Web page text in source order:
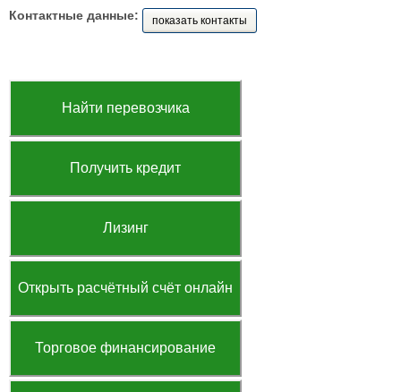
Контактные данные:
показать контакты
Найти перевозчика
Получить кредит
Лизинг
Открыть расчётный счёт онлайн
Торговое финансирование